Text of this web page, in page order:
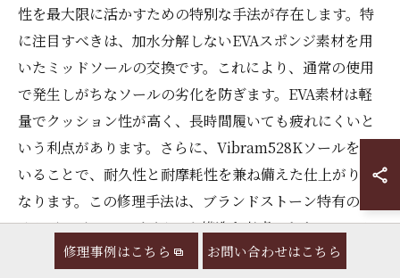
性を最大限に活かすための特別な手法が存在します。特
に注目すべきは、加水分解しないEVAスポンジ素材を用
いたミッドソールの交換です。これにより、通常の使用
で発生しがちなソールの劣化を防ぎます。EVA素材は軽
量でクッション性が高く、長時間履いても疲れにくいと
いう利点があります。さらに、Vibram528Kソールを用
いることで、耐久性と耐摩耗性を兼ね備えた仕上がりと
なります。この修理手法は、ブランドストーン特有のサ
イドゴアブーツのデザインや構造を考慮したもので、オ
リジナルの履き心地とデザインを損なうことなく蘇生さ
修理事例はこちら お問い合わせはこちら